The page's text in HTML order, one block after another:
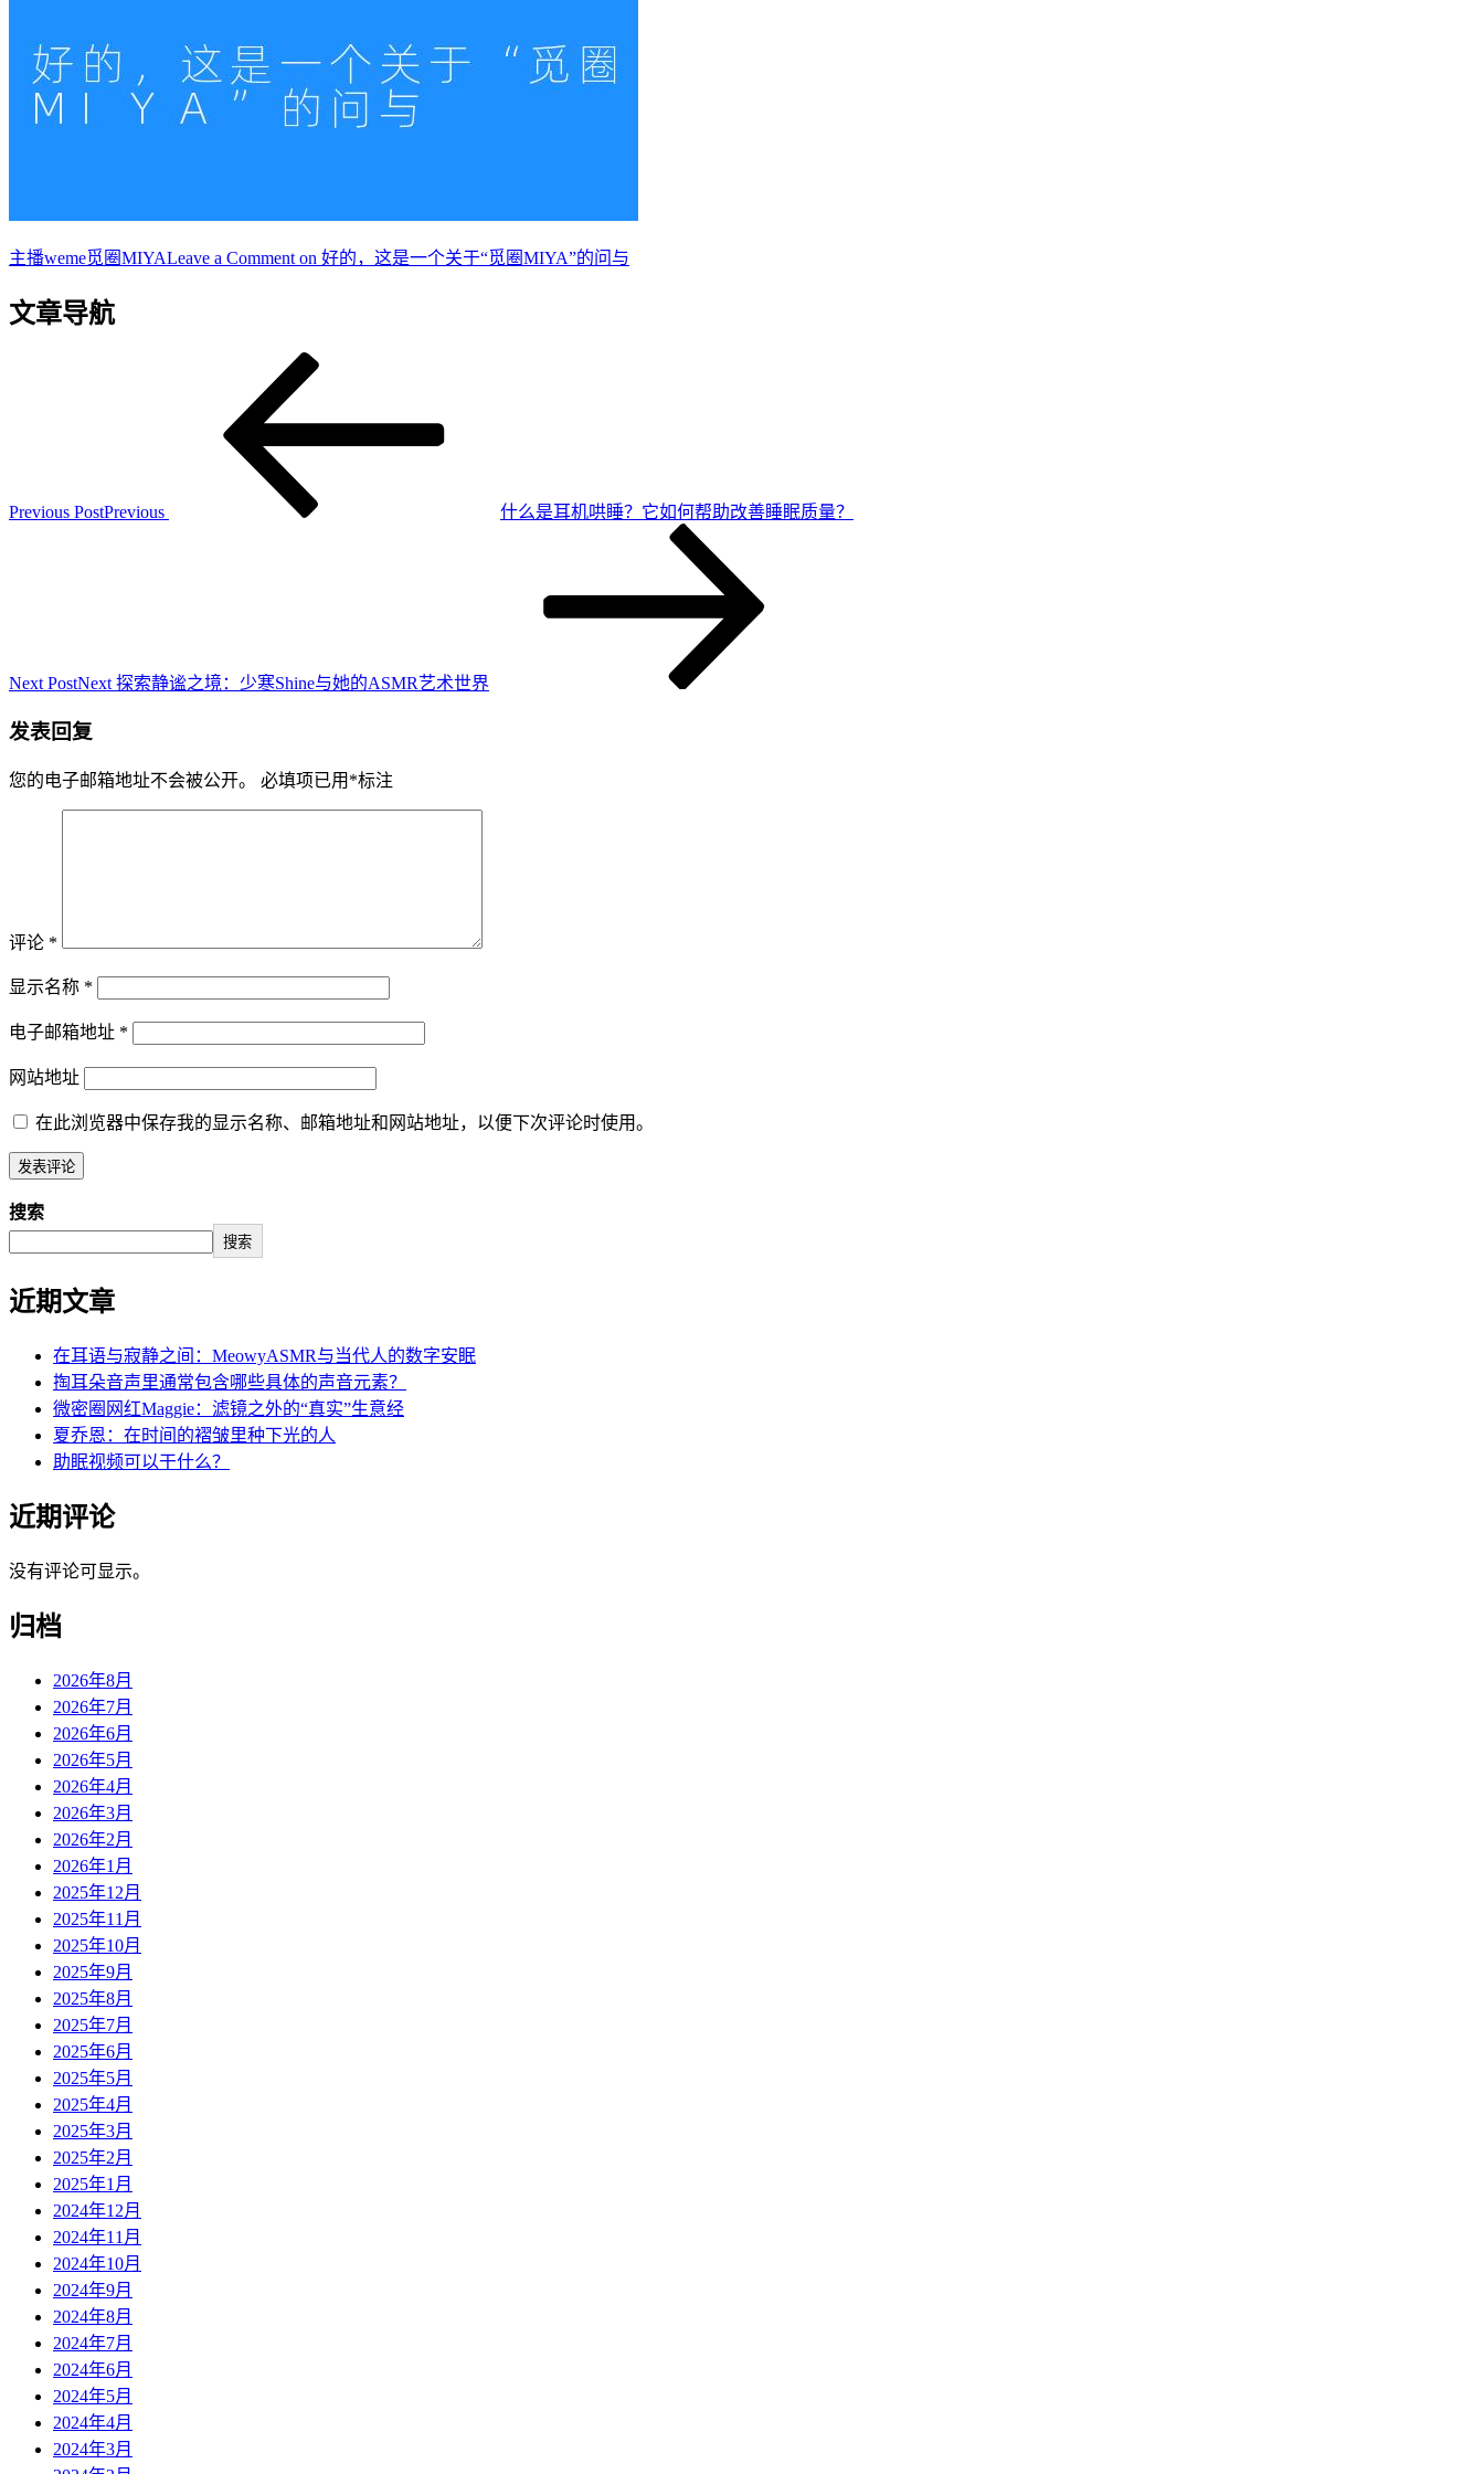
主播weme觅圈MIYALeave a Comment on 好的，这是一个关于“觅圈MIYA”的问与
文章导航
Previous PostPrevious 什么是耳机哄睡？它如何帮助改善睡眠质量？
Next PostNext 探索静谧之境：少寒Shine与她的ASMR艺术世界
发表回复
您的电子邮箱地址不会被公开。 必填项已用 *标注
评论 *
显示名称 *
电子邮箱地址 *
网站地址
在此浏览器中保存我的显示名称、邮箱地址和网站地址，以便下次评论时使用。
搜索
搜索
近期文章
在耳语与寂静之间：MeowyASMR与当代人的数字安眠
掏耳朵音声里通常包含哪些具体的声音元素？
微密圈网红Maggie：滤镜之外的“真实”生意经
夏乔恩：在时间的褶皱里种下光的人
助眠视频可以干什么？
近期评论
没有评论可显示。
归档
2026年8月
2026年7月
2026年6月
2026年5月
2026年4月
2026年3月
2026年2月
2026年1月
2025年12月
2025年11月
2025年10月
2025年9月
2025年8月
2025年7月
2025年6月
2025年5月
2025年4月
2025年3月
2025年2月
2025年1月
2024年12月
2024年11月
2024年10月
2024年9月
2024年8月
2024年7月
2024年6月
2024年5月
2024年4月
2024年3月